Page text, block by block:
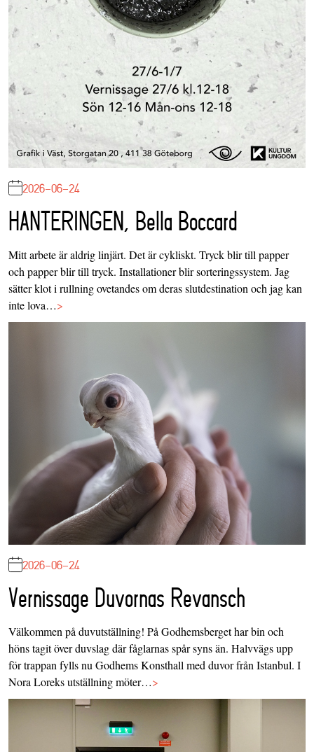
2026-06-24
HANTERINGEN, Bella Boccard
Mitt arbete är aldrig linjärt. Det är cykliskt. Tryck blir till papper
och papper blir till tryck. Installationer blir sorteringssystem. Jag
sätter klot i rullning ovetandes om deras slutdestination och jag kan
inte lova…>
2026-06-24
Vernissage Duvornas Revansch
Välkommen på duvutställning! På Godhemsberget har bin och
höns tagit över duvslag där fåglarnas spår syns än. Halvvägs upp
för trappan fylls nu Godhems Konsthall med duvor från Istanbul. I
Nora Loreks utställning möter…>